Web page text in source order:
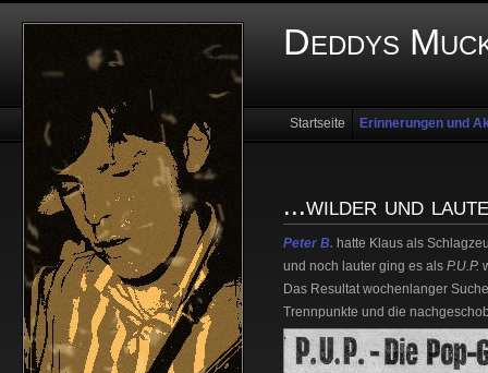
Deddys
Startseite Erinnerungen und
...wilder und
Peter B. hatte Klaus als
und noch lauter ging es als P.U.P.
Das Resultat wochenlanger
Trennpunkte und die